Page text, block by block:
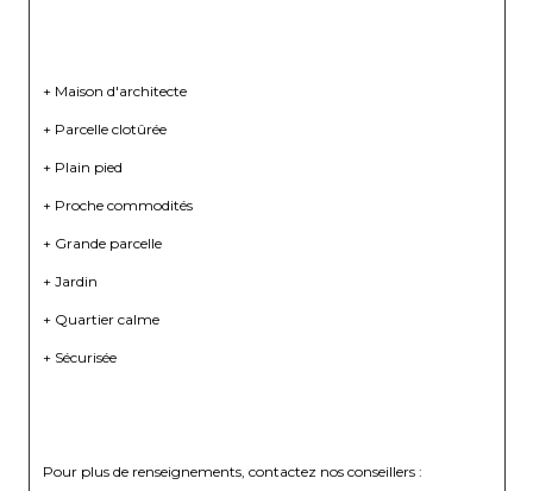
+ Maison d'architecte
+ Parcelle clotûrée
+ Plain pied
+ Proche commodités
+ Grande parcelle
+ Jardin
+ Quartier calme
+ Sécurisée
Pour plus de renseignements, contactez nos conseillers :